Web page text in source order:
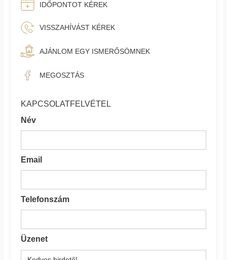
IDŐPONTOT KÉREK
VISSZAHÍVÁST KÉREK
AJÁNLOM EGY ISMERŐSÖMNEK
MEGOSZTÁS
KAPCSOLATFELVÉTEL
Név
Email
Telefonszám
Üzenet